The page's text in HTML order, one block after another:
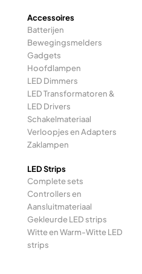
Accessoires
Batterijen
Bewegingsmelders
Gadgets
Hoofdlampen
LED Dimmers
LED Transformatoren &
LED Drivers
Schakelmateriaal
Verloopjes en Adapters
Zaklampen
LED Strips
Complete sets
Controllers en
Aansluitmateriaal
Gekleurde LED strips
Witte en Warm-Witte LED
strips